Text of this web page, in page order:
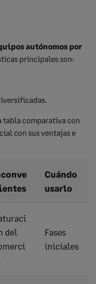
autónomos por
principales son:
tabla comparativa con
con sus ventajas e
Cuándo
usarlo
del
Fases
iniciales